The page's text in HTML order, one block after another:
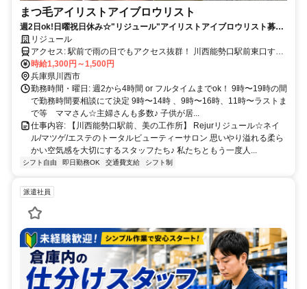
まつ毛アイリストアイブロウリスト
週2日ok!日曜祝日休み☆"リジュール"アイリストアイブロウリスト募
集！子育てとの両立応援♪
リジュール
アクセス: 駅前で雨の日でもアクセス抜群！ 川西能勢口駅前東口す
ぐ！ マイカー通勤相談可
時給1,300円～1,500円
兵庫県川西市
勤務時間・曜日: 週2から4時間 or フルタイムまでok！ 9時〜19時の間
で勤務時間要相談にて決定 9時〜14時 、9時〜16時、11時〜ラストま
で等 ママさん☆主婦さんも多数♪ 子供が居...
仕事内容: 【川西能勢口駅前、美の工作所】 Rejurリジュール☆ネイ
ル/マツゲ/エステのトータルビューティーサロン 思いやり溢れる柔ら
かい空気感を大切にするスタッフたち♪ 私たちともう一度人...
シフト自由 即日勤務OK 交通費支給 シフト制
派遣社員